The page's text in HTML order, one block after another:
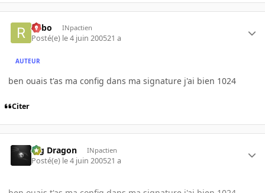
risbo INpactien
Posté(e) le 4 juin 200521 a
AUTEUR
ben ouais t'as ma config dans ma signature j'ai bien 1024
Citer
Big Dragon INpactien
Posté(e) le 4 juin 200521 a